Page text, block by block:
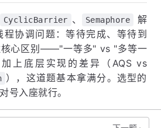
CyclicBarrier 、 Semaphore
解
协调问题：等待完成、等待到
核心区别——"一等多" vs "多等一
上底层实现的差异（AQS vs
），这道题基本拿满分。选型的
号入座就行。